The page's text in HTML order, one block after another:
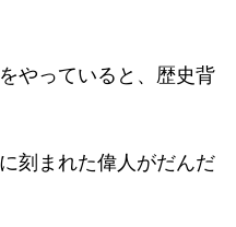
やっていると、歴史背
刻まれた偉人がだんだ